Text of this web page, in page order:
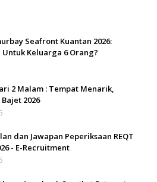
Seafront Kuantan 2026:
Untuk Keluarga 6 Orang?
2 Malam : Tempat Menarik,
2026
dan Jawapan Peperiksaan REQT
- E-Recruitment